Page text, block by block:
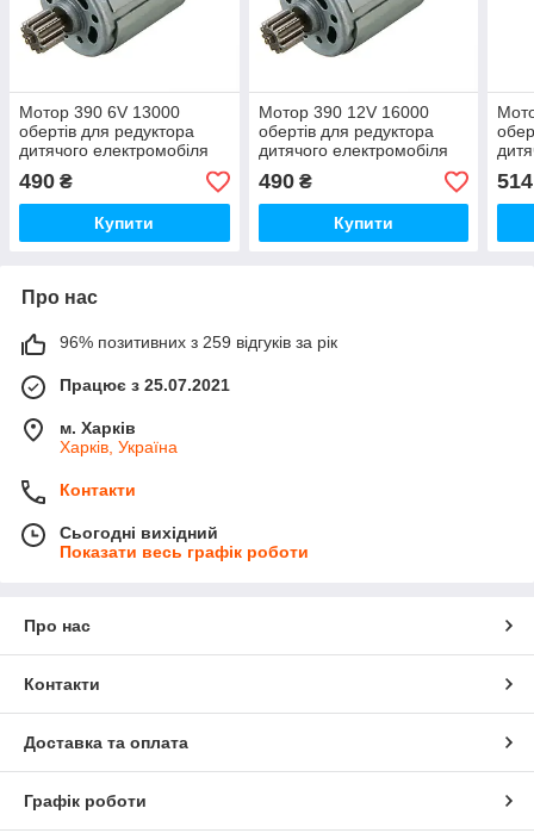
Мотор 390 6V 13000
обертів для редуктора
дитячого електромобіля
490 ₴
Купити
Мотор 390 12V 16000
обертів для редуктора
дитячого електромобіля
490₴
Купити
Про нас
96% позитивних з 259 відгуків за рік
Працює з 25.07.2021
м. Харків
Харків, Україна
Контакти
Сьогодні вихідний
Показати весь графік роботи
Про нас
Контакти
Доставка та оплата
Графік роботи